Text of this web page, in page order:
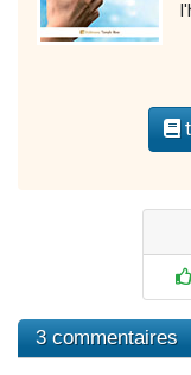
3 commentaires